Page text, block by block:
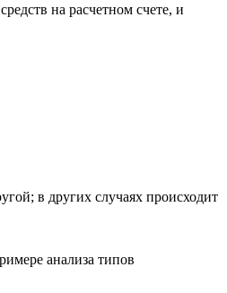
на расчетном счете, и
в других случаях происходит
анализа типов